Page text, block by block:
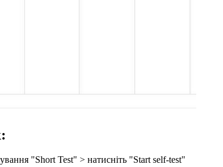
"Short Test" > натисніть "Start self-test"